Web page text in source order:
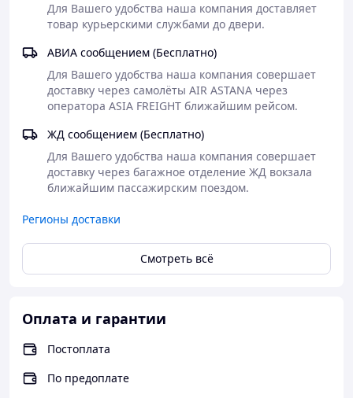
Для Вашего удобства наша компания доставляет
товар курьерскими службами до двери.
АВИА сообщением (Бесплатно)
Для Вашего удобства наша компания совершает
доставку через самолёты AIR ASTANA через
оператора ASIA FREIGHT ближайшим рейсом.
ЖД сообщением (Бесплатно)
Для Вашего удобства наша компания совершает
доставку через багажное отделение ЖД вокзала
ближайшим пассажирским поездом.
Регионы доставки
Смотреть всё
Оплата и гарантии
Постоплата
По предоплате